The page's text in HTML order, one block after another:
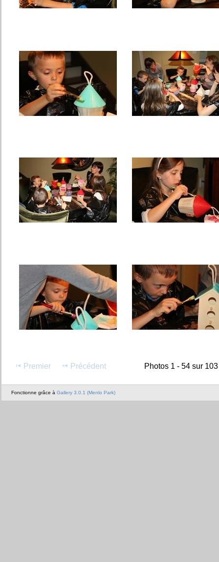
Premier Précédent Photos 1 - 54 sur 103
Fonctionne grâce à Gallery 3.0.1 (Menlo Park)